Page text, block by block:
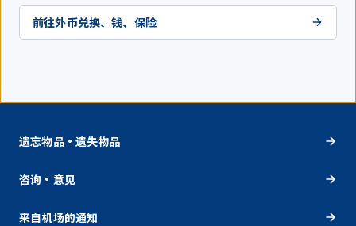
前往外币兑换、钱、保险
遗忘物品・遗失物品
咨询・意见
来自机场的通知